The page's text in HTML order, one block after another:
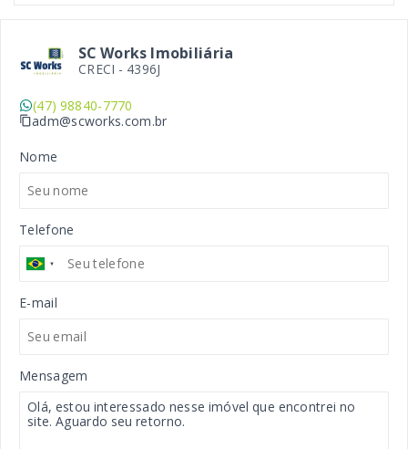
SC Works Imobiliária
CRECI - 4396J
(47) 98840-7770
adm@scworks.com.br
Nome
Telefone
E-mail
Mensagem